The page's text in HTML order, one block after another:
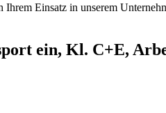
Einsatz in unserem
ein, Kl. C+E,